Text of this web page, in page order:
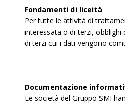
Fondamenti di liceità
Per tutte le attività di
interessata o di terzi,
di terzi cui i dati vengono
Documentazione
Le società del Gruppo SMI